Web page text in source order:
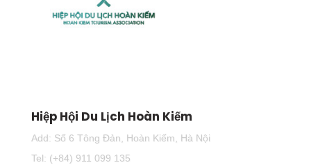
Hiệp Hội Du Lịch Hoàn Kiếm
Add: Số 6 Tông Đản, Hoàn Kiếm, Hà Nội
Tel: (+84) 911 099 135